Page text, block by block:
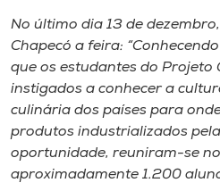
Internacionalização
I.nova
Diplomados
Cultura
No último dia 13 de
Chapecó a feira:
que os estudantes do Projeto
instigados a conhecer a
culinária dos países para
produtos industrializados
oportunidade, reuniram-se
aproximadamente 1.200